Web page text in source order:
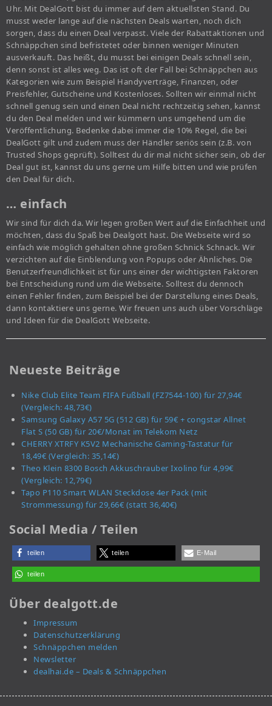
Uhr. Mit DealGott bist du immer auf dem aktuellsten Stand. Du
musst weder lange auf die nächsten Deals warten, noch dich
sorgen, dass du einen Deal verpasst. Viele der Rabattaktionen und
Schnäppchen sind befristetet oder binnen weniger Minuten
ausverkauft. Das heißt, du musst bei einigen Deals schnell sein,
denn sonst ist alles weg. Das ist oft der Fall bei Schnäppchen aus
Kategorien wie zum Beispiel Handyverträge, Finanzen, oder
Preisfehler, Gutscheine und Kostenloses. Sollten wir einmal nicht
schnell genug sein und einen Deal nicht rechtzeitig sehen, kannst
du den Deal melden und wir kümmern uns umgehend um die
Veröffentlichung. Bedenke dabei immer die 10% Regel, die bei
DealGott gilt und zudem muss der Händler seriös sein (z.B. von
Trusted Shops geprüft). Solltest du dir mal nicht sicher sein, ob der
Deal gut ist, kannst du uns gerne um Hilfe bitten und wie prüfen
den Deal für dich.
… einfach
Wir sind für dich da. Wir legen großen Wert auf die Einfachheit und
möchten, dass du Spaß bei Dealgott hast. Die Webseite wird so
einfach wie möglich gehalten ohne großen Schnick Schnack. Wir
verzichten auf die Einblendung von Popups oder Ähnliches. Die
Benutzerfreundlichkeit ist für uns einer der wichtigsten Faktoren
bei Entscheidung rund um die Webseite. Solltest du dennoch
einen Fehler finden, zum Beispiel bei der Darstellung eines Deals,
dann kontaktiere uns gerne. Wir freuen uns auch über Vorschläge
und Ideen für die DealGott Webseite.
Neueste Beiträge
Nike Club Elite Team FIFA Fußball (FZ7544-100) für 27,94€
(Vergleich: 48,73€)
Samsung Galaxy A57 5G (512 GB) für 59€ + congstar Allnet
Flat S (50 GB) für 20€/Monat im Telekom Netz
CHERRY XTRFY K5V2 Mechanische Gaming-Tastatur für
18,49€ (Vergleich: 35,14€)
Theo Klein 8300 Bosch Akkuschrauber Ixolino für 4,99€
(Vergleich: 12,79€)
Tapo P110 Smart WLAN Steckdose 4er Pack (mit
Strommessung) für 29,66€ (statt 36,40€)
Social Media / Teilen
teilen teilen E-Mail
teilen
Über dealgott.de
Impressum
Datenschutzerklärung
Schnäppchen melden
Newsletter
dealhai.de – Deals & Schnäppchen